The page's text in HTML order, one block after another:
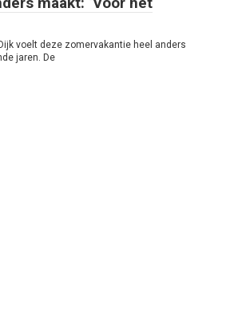
voelt deze zomervakantie heel anders
jaren. De